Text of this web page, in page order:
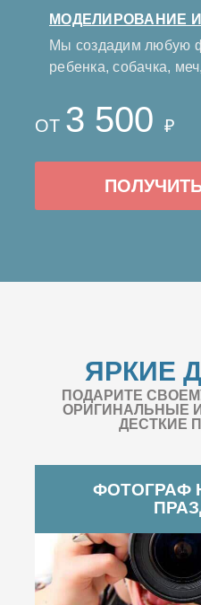
МОДЕЛИРОВАНИЕ
Мы создадим любую
ребенка, собачка,
ОТ 3 500 ₽
ЯРКИЕ
ПОДАРИТЕ
ОРИГИНАЛЬНЫЕ
ДЕСТКИЕ
ФОТОГРАФ